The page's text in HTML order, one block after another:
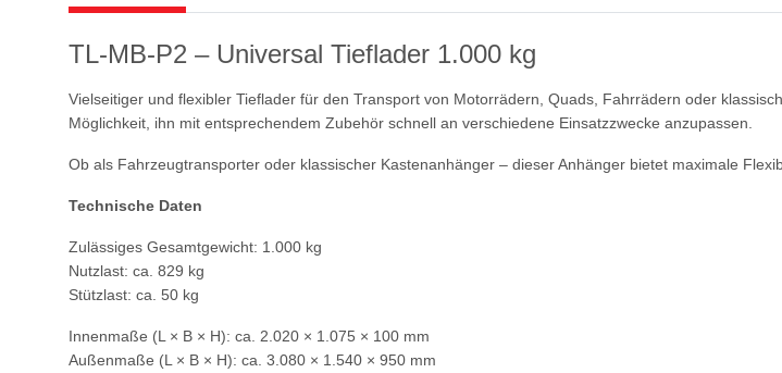
TL-MB-P2 – Universal Tieflader 1.000 kg
Vielseitiger und flexibler Tieflader für den Transport von Motorrädern, Quads, Fahrrädern oder
Möglichkeit, ihn mit entsprechendem Zubehör schnell an verschiedene Einsatzzwecke anzupassen.
Ob als Fahrzeugtransporter oder klassischer Kastenanhänger – dieser Anhänger bietet maximale
Technische Daten
Zulässiges Gesamtgewicht: 1.000 kg
Nutzlast: ca. 829 kg
Stützlast: ca. 50 kg
Innenmaße (L × B × H): ca. 2.020 × 1.075 × 100 mm
Außenmaße (L × B × H): ca. 3.080 × 1.540 × 950 mm